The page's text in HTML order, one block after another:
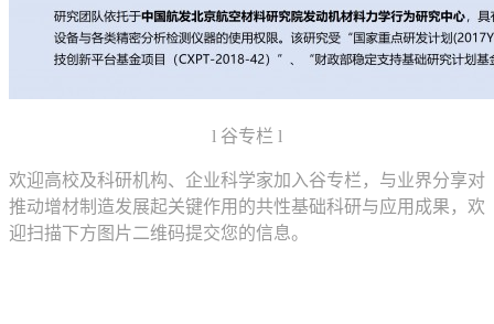
l 谷专栏 l
欢迎高校及科研机构、企业科学家加入谷专栏，与业界分享对
推动增材制造发展起关键作用的共性基础科研与应用成果，欢
迎扫描下方图片二维码提交您的信息。